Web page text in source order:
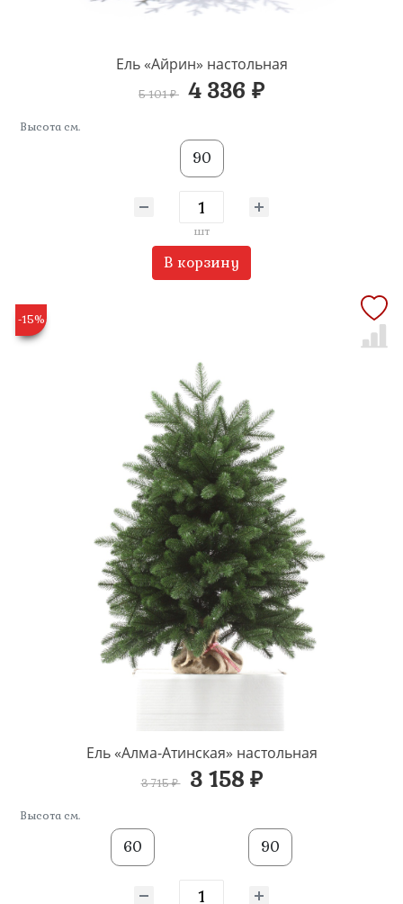
Ель «Айрин» настольная
5 101 ₽ 4 336 ₽
Высота см.
90
шт
В корзину
-15%
Ель «Алма-Атинская» настольная
3 715 ₽ 3 158 ₽
Высота см.
60 90